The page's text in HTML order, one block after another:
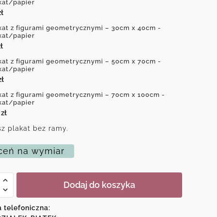
papier
z figurami geometrycznymi – 30cm x 40cm -
papier
z figurami geometrycznymi – 50cm x 70cm -
papier
z figurami geometrycznymi – 70cm x 100cm -
papier
zł
plakat bez ramy.
na wymiar
Dodaj do koszyka
telefoniczna: